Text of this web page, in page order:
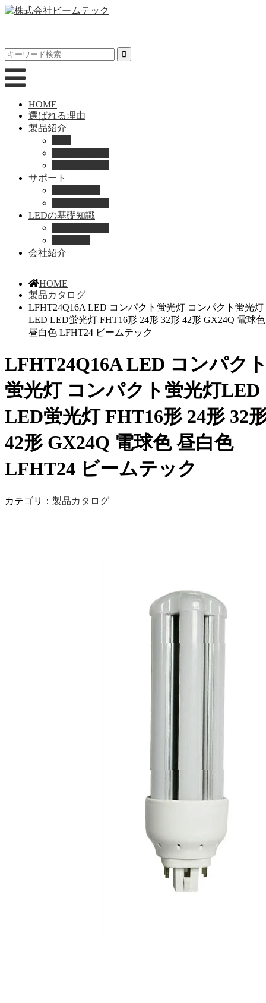
HOME
選ばれる理由
製品紹介
サポート
LEDの基礎知識
会社紹介
HOME
製品カタログ
LFHT24Q16A LED コンパクト蛍光灯 コンパクト蛍光灯
LED LED蛍光灯 FHT16形 24形 32形 42形 GX24Q 電球色
昼白色 LFHT24 ビームテック
LFHT24Q16A LED コンパク
蛍光灯 コンパクト蛍光灯LED
LED蛍光灯 FHT16形 24形 32
42形 GX24Q 電球色 昼白色
LFHT24 ビームテック
カテゴリ： 製品カタログ